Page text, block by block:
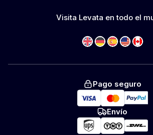
Visita Levata en todo el
Pago seguro
Envío